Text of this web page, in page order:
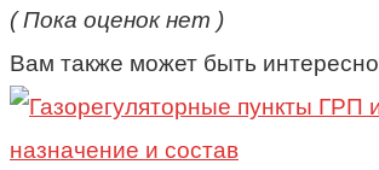
( Пока оценок нет )
Вам также может быть интересно